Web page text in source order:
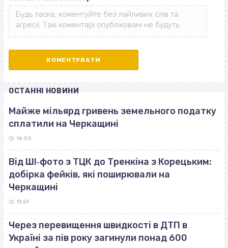
ОСТАННІ НОВИНИ
Майже мільярд гривень земельного податку
сплатили на Черкащині
14:00
Від ШІ‐фото з ТЦК до Тренкіна з Корецьким:
добірка фейків, які поширювали на
Черкащині
13:59
Через перевищення швидкості в ДТП в
Україні за пів року загинули понад 600